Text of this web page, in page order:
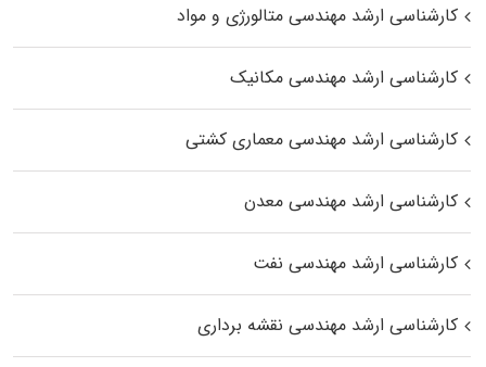
کارشناسی ارشد مهندسی متالورژی و مواد
کارشناسی ارشد مهندسی مکانیک
کارشناسی ارشد مهندسی معماری کشتی
کارشناسی ارشد مهندسی معدن
کارشناسی ارشد مهندسی نفت
کارشناسی ارشد مهندسی نقشه برداری